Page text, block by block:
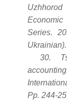
Series.
Ukrainian).
30.
Pp. 244-